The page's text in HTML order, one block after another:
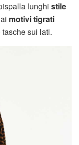
lunghi stile
motivi tigrati
sui lati.